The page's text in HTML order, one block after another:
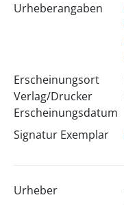
Urheberangaben
Erscheinungsort
Verlag/Drucker
Erscheinungsdatum
Signatur Exemplar
Urheber